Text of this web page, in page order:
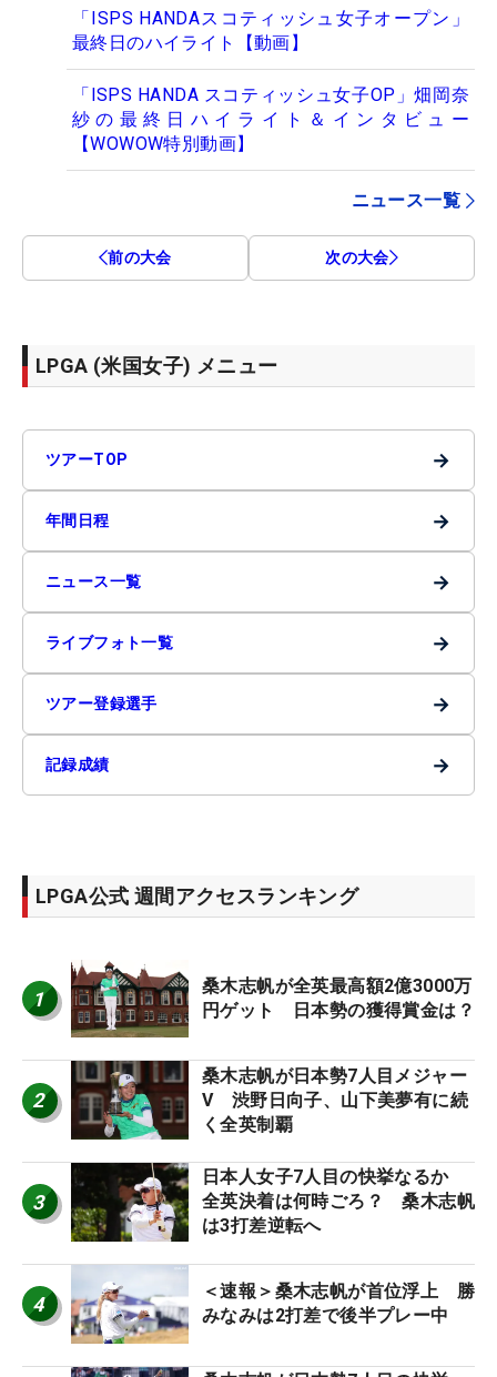
「ISPS HANDAスコティッシュ女子オープン」
最終日のハイライト【動画】
「ISPS HANDA スコティッシュ女子OP」畑岡奈
紗の最終日ハイライト＆インタビュー
【WOWOW特別動画】
ニュース一覧
前の大会 次の大会
LPGA (米国女子) メニュー
ツアーTOP →
年間日程 →
ニュース一覧 →
ライブフォト一覧 →
ツアー登録選手 →
記録成績 →
LPGA公式 週間アクセスランキング
1
桑木志帆が全英最高額2億3000万
円ゲット 日本勢の獲得賞金は？
2
桑木志帆が日本勢7人目メジャー
V 渋野日向子、山下美夢有に続
く全英制覇
3
日本人女子7人目の快挙なるか
全英決着は何時ごろ？ 桑木志帆
は3打差逆転へ
4
＜速報＞桑木志帆が首位浮上 勝
みなみは2打差で後半プレー中